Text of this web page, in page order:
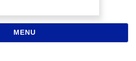
MENUNAVEGAÇÃO